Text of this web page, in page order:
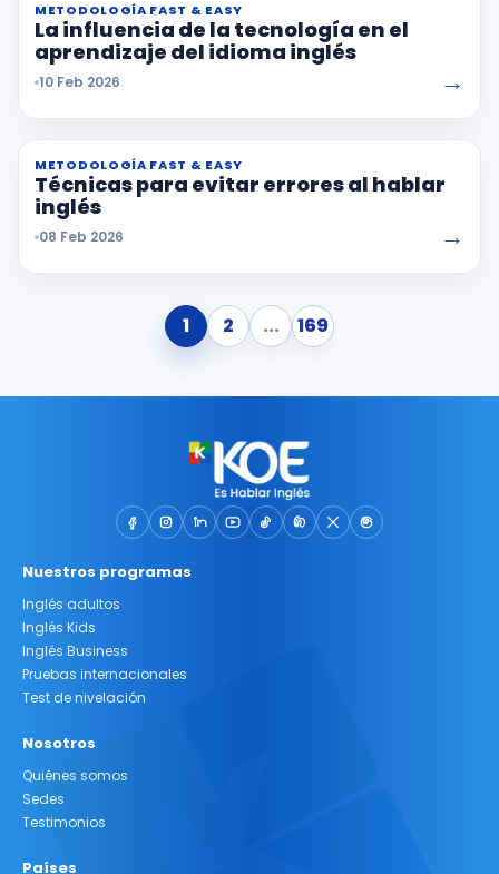
METODOLOGÍA FAST & EASY
La influencia de la tecnología en el
aprendizaje del idioma inglés
10 Feb 2026 →
METODOLOGÍA FAST & EASY
Técnicas para evitar errores al hablar
inglés
08 Feb 2026 →
1 2 ... 169
Nuestros programas
Inglés adultos
Inglés Kids
Inglés Business
Pruebas internacionales
Test de nivelación
Nosotros
Quiénes somos
Sedes
Testimonios
Países